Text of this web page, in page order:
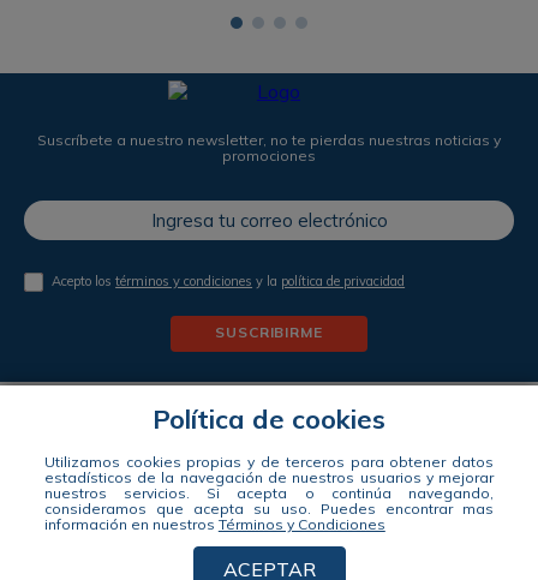
Política de cookies
Utilizamos cookies propias y de terceros para obtener datos
estadísticos de la navegación de nuestros usuarios y mejorar
nuestros servicios. Si acepta o continúa navegando,
consideramos que acepta su uso. Puedes encontrar mas
información en nuestros Términos y Condiciones
ACEPTAR
Suscríbete a nuestro newsletter, no te pierdas nuestras noticias y
promociones
Acepto lostérminos y condiciones y la política de privacidad
SUSCRIBIRME
Síguenos